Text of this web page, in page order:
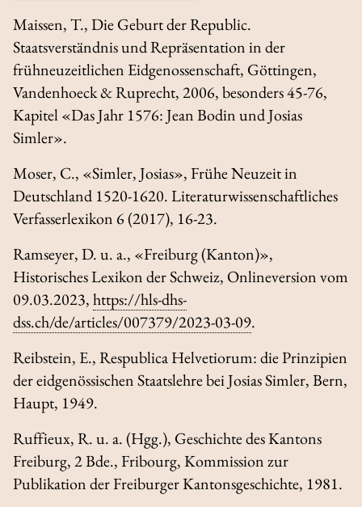
Maissen, T.,Die Geburt der Republic.
Staatsverständnis und Repräsentation in der
frühneuzeitlichen Eidgenossenschaft, Göttingen,
Vandenhoeck & Ruprecht, 2006, besonders 45-76,
Kapitel «Das Jahr 1576: Jean Bodin und Josias
Simler».
Moser, C., «Simler, Josias»,Frühe Neuzeit in
Deutschland 1520-1620. Literaturwissenschaftliches
Verfasserlexikon 6 (2017), 16-23.
Ramseyer, D. u. a., «Freiburg (Kanton)»,
Historisches Lexikon der Schweiz, Onlineversion vom
09.03.2023,https://hls-dhs-
dss.ch/de/articles/007379/2023-03-09.
Reibstein, E.,Respublica Helvetiorum: die Prinzipien
der eidgenössischen Staatslehre bei Josias Simler, Bern,
Haupt, 1949.
Ruffieux, R. u. a.(Hgg.), Geschichte des Kantons
Freiburg, 2 Bde., Fribourg, Kommission zur
Publikation der Freiburger Kantonsgeschichte, 1981.